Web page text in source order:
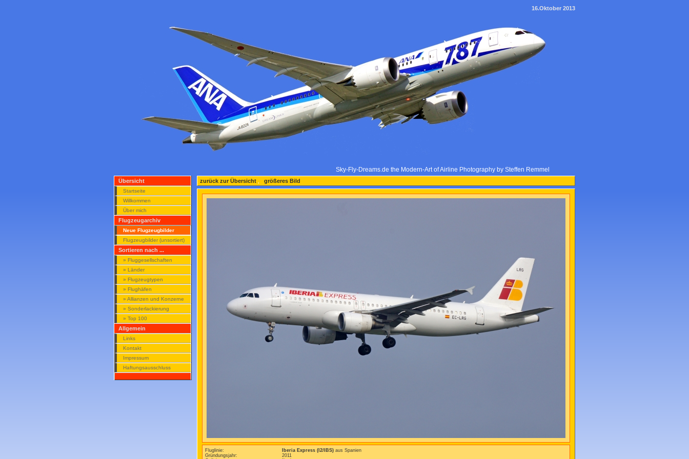
16.Oktober 2013
Sky-Fly-Dreams.de the Modern-Art of Airline Photography by Steffen Remmel
Übersicht
Startseite
Willkommen
Über mich
Flugzeugarchiv
Neue Flugzeugbilder
Flugzeugbilder (unsortiert)
Sortieren nach ...
» Fluggesellschaften
» Länder
» Flugzeugtypen
» Flughäfen
» Allianzen und Konzerne
» Sonderlackierung
» Top 100
Allgemein
Links
Kontakt
Impressum
Haftungsausschluss
zurück zur Übersicht größeres Bild
Fluglinie: Iberia Express (I2/IBS) aus Spanien
Gründungsjahr:
2011